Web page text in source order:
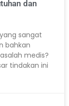
dan
sangat
bahkan
medis?
tindakan ini